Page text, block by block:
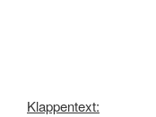
Klappentext: